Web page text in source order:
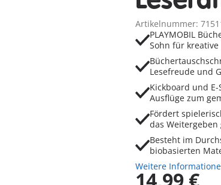
Artikelnummer:
PLAYMOBIL
Sohn für kreative
Lesefreude und
Kickboard und
Ausflüge zum
Fördert
das
Besteht im
biobasierten
Weitere